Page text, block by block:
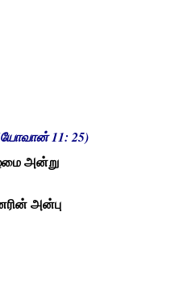
11: 25)
அன்று
அன்பு